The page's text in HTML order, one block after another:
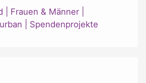
Frauen & Männer
Spendenprojekte